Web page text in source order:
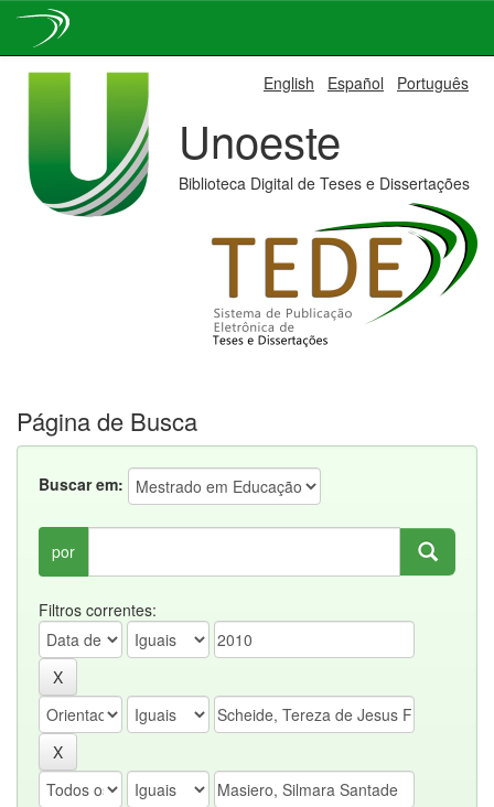
English Español Português
Unoeste
Biblioteca Digital de Teses e Dissertações
Página de Busca
Buscar em:
por
Filtros correntes: